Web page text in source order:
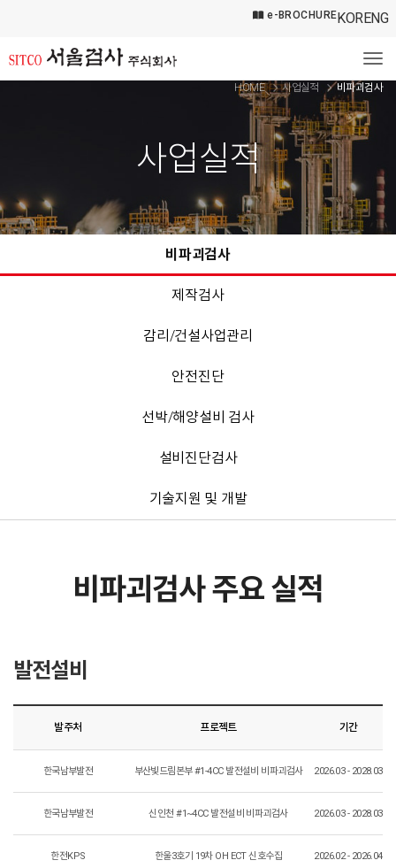
e-BROCHUREKORENG
사업실적
HOME 사업실적 비파괴검사
비파괴검사
제작검사
감리/건설사업관리
안전진단
선박/해양설비 검사
설비진단검사
기술지원 및 개발
비파괴검사주요 실적
발전설비
발주처 프로젝트 기간
한국남부발전 부산빛드림본부 #1-4CC 발전설비 비파괴검사 2026.03 - 2028.03
한국남부발전 신인천 #1~4CC 발전설비 비파괴검사 2026.03 - 2028.03
한전KPS 한울3호기 19차 OH ECT 신호수집 2026.02 - 2026.04